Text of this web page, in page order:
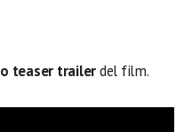
teaser trailerdel film.